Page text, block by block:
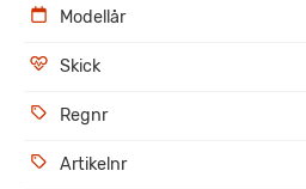
Modellår
Skick
Regnr
Artikelnr